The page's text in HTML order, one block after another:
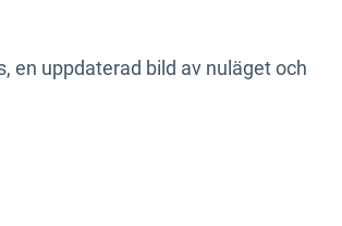
en uppdaterad bild av nuläget och